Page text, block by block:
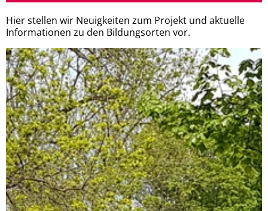
Hier stellen wir Neuigkeiten zum Projekt und aktuelle
Informationen zu den Bildungsorten vor.